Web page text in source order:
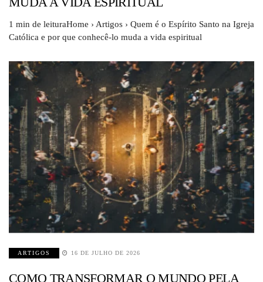
1 min de leituraHome › Artigos › Quem é o Espírito Santo na Igreja
Católica e por que conhecê-lo muda a vida espiritual
ARTIGOS 16 DE JULHO DE 2026
COMO TRANSFORMAR O MUNDO PELA